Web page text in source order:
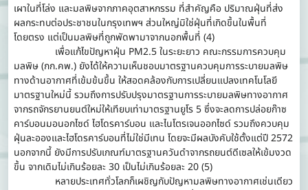
เผาในที่โล่ง และมลพิษจากภาคอุตสาหกรรม ที่สำคัญคือ ปริมาณฝุ่นที่ส่ง
ผลกระทบต่อประชาชนในกรุงเทพฯ ส่วนใหญ่มิใช่ฝุ่นที่เกิดขึ้นในพื้นที่
โดยตรง แต่เป็นมลพิษที่ถูกพัดพามาจากนอกพื้นที่ (4)
เพื่อแก้ไขปัญหาฝุ่น PM2.5 ในระยะยาว คณะกรรมการควบคุม
มลพิษ (กก.คพ.) ยังได้ให้ความเห็นชอบมาตรฐานควบคุมการระบายมลพิษ
ทางด้านอากาศที่เข้มข้นขึ้น ให้สอดคล้องกับการเปลี่ยนแปลงเทคโนโลยี
มาตรฐานใหม่นี้ รวมถึงการปรับปรุงมาตรฐานการระบายมลพิษทางอากาศ
จากรถจักรยานยนต์ใหม่ให้เทียบเท่ามาตรฐานยูโร 5 ซึ่งจะลดการปล่อยก๊าซ
คาร์บอนมอนอกไซด์ ไฮโดรคาร์บอน และไนโตรเจนออกไซด์ รวมถึงควบคุม
ฝุ่นละอองและไฮโดรคาร์บอนที่ไม่ใช่มีเทน โดยจะมีผลบังคับใช้ตั้งแต่ปี 2572
นอกจากนี้ ยังมีการปรับเกณฑ์มาตรฐานควันดำจากรถยนต์ดีเซลให้เข้มงวด
ขึ้น จากเดิมไม่เกินร้อยละ 30 เป็นไม่เกินร้อยละ 20 (5)
หลายประเทศทั่วโลกก็เผชิญกับปัญหามลพิษทางอากาศเช่นเดียว